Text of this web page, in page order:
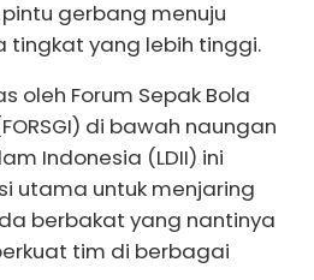
gerbang menuju
tingkat yang lebih tinggi.
oleh Forum Sepak Bola
di bawah naungan
Indonesia (LDII) ini
utama untuk menjaring
berbakat yang nantinya
tim di berbagai